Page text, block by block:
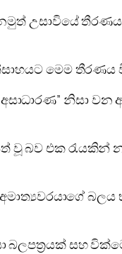
උසාවියේ
මෙම තීරණය
නිසා වන
බව එක රැයකින්
බලය
බලපත්‍රයක් සහ